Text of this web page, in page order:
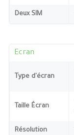
Deux SIM
Ecran
Type d'écran
Taille Écran
Résolution